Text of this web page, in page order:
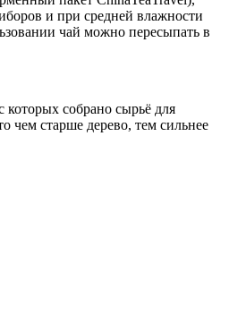
и при средней влажности
чай можно пересыпать в
которых собрано сырьё для
чем старше дерево, тем сильнее